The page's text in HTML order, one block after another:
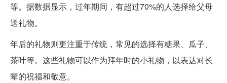
等。据数据显示，过年期间，有超过70%的人选择给父母
送礼物。
年后的礼物则更注重于传统，常见的选择有糖果、瓜子、
茶叶等。这些礼物可以作为拜年时的小礼物，以表达对长
辈的祝福和敬意。